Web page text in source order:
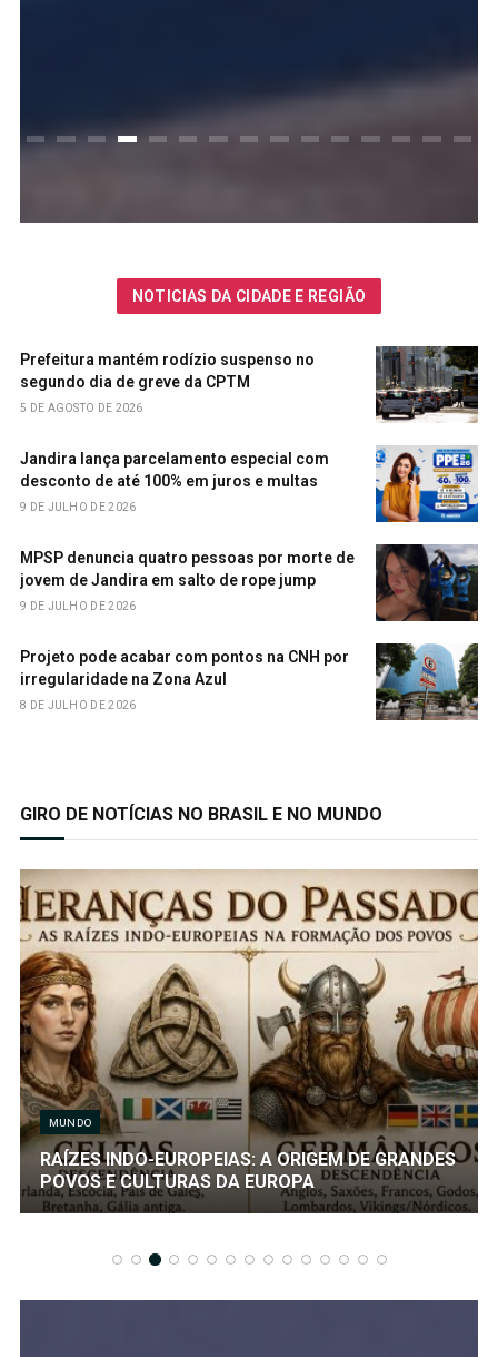
NOTICIAS DA CIDADE E REGIÃO
Prefeitura mantém rodízio suspenso no
segundo dia de greve da CPTM
5 DE AGOSTO DE 2026
Jandira lança parcelamento especial com
desconto de até 100% em juros e multas
9 DE JULHO DE 2026
MPSP denuncia quatro pessoas por morte de
jovem de Jandira em salto de rope jump
9 DE JULHO DE 2026
Projeto pode acabar com pontos na CNH por
irregularidade na Zona Azul
8 DE JULHO DE 2026
GIRO DE NOTÍCIAS NO BRASIL E NO MUNDO
MUNDO
RAÍZES INDO-EUROPEIAS: A ORIGEM DE GRANDES
POVOS E CULTURAS DA EUROPA